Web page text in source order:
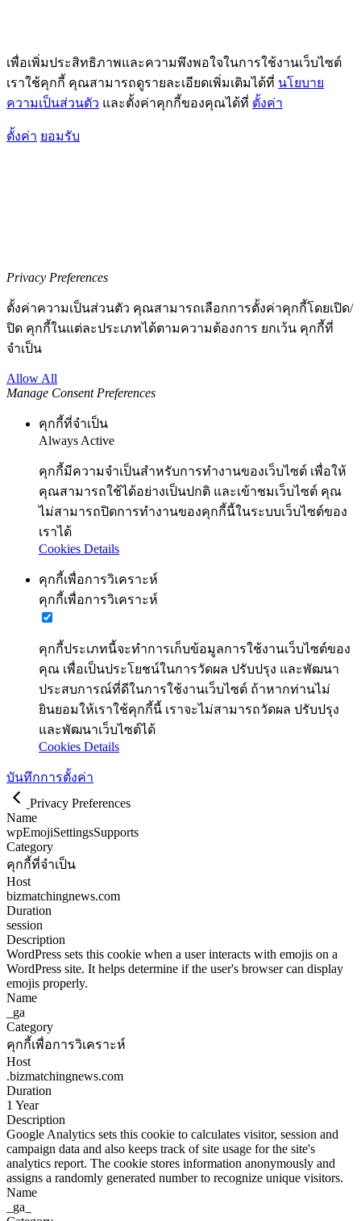
เพื่อเพิ่มประสิทธิภาพและความพึงพอใจในการใช้งานเว็บไซต์
เราใช้คุกกี้ คุณสามารถดูรายละเอียดเพิ่มเติมได้ที่ นโยบาย
ความเป็นส่วนตัว และตั้งค่าคุกกี้ของคุณได้ที่ ตั้งค่า
ตั้งค่า ยอมรับ
Privacy Preferences
ตั้งค่าความเป็นส่วนตัว คุณสามารถเลือกการตั้งค่าคุกกี้โดยเปิด/
ปิด คุกกี้ในแต่ละประเภทได้ตามความต้องการ ยกเว้น คุกกี้ที่
จำเป็น
Allow All
Manage Consent Preferences
คุกกี้ที่จำเป็น
Always Active
คุกกี้มีความจำเป็นสำหรับการทำงานของเว็บไซต์ เพื่อให้
คุณสามารถใช้ได้อย่างเป็นปกติ และเข้าชมเว็บไซต์ คุณ
ไม่สามารถปิดการทำงานของคุกกี้นี้ในระบบเว็บไซต์ของ
เราได้
Cookies Details
คุกกี้เพื่อการวิเคราะห์
คุกกี้เพื่อการวิเคราะห์
คุกกี้ประเภทนี้จะทำการเก็บข้อมูลการใช้งานเว็บไซต์ของ
คุณ เพื่อเป็นประโยชน์ในการวัดผล ปรับปรุง และพัฒนา
ประสบการณ์ที่ดีในการใช้งานเว็บไซต์ ถ้าหากท่านไม่
ยินยอมให้เราใช้คุกกี้นี้ เราจะไม่สามารถวัดผล ปรับปรุง
และพัฒนาเว็บไซต์ได้
Cookies Details
บันทึกการตั้งค่า
Privacy Preferences
Name
wpEmojiSettingsSupports
Category
คุกกี้ที่จำเป็น
Host
bizmatchingnews.com
Duration
session
Description
WordPress sets this cookie when a user interacts with emojis on a
WordPress site. It helps determine if the user's browser can display
emojis properly.
Name
_ga
Category
คุกกี้เพื่อการวิเคราะห์
Host
.bizmatchingnews.com
Duration
1 Year
Description
Google Analytics sets this cookie to calculates visitor, session and
campaign data and also keeps track of site usage for the site's
analytics report. The cookie stores information anonymously and
assigns a randomly generated number to recognize unique visitors.
Name
_ga_